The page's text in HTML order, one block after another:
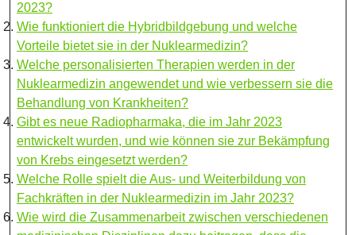
2023?
Wie funktioniert die Hybridbildgebung und welche
Vorteile bietet sie in der Nuklearmedizin?
Welche personalisierten Therapien werden in der
Nuklearmedizin angewendet und wie verbessern sie die
Behandlung von Krankheiten?
Gibt es neue Radiopharmaka, die im Jahr 2023
entwickelt wurden, und wie können sie zur Bekämpfung
von Krebs eingesetzt werden?
Welche Rolle spielt die Aus- und Weiterbildung von
Fachkräften in der Nuklearmedizin im Jahr 2023?
Wie wird die Zusammenarbeit zwischen verschiedenen